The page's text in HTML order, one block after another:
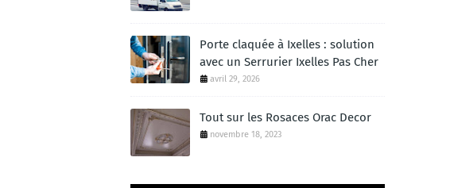
Porte claquée à Ixelles : solution
avec un Serrurier Ixelles Pas Cher
avril 29, 2026
Tout sur les Rosaces Orac Decor
novembre 18, 2023